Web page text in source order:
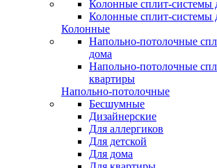
Колонные сплит-системы
Колонные сплит-системы
Колонные
Напольно-потолочные
дома
Напольно-потолочные
квартиры
Напольно-потолочные
Бесшумные
Дизайнерские
Для аллергиков
Для детской
Для дома